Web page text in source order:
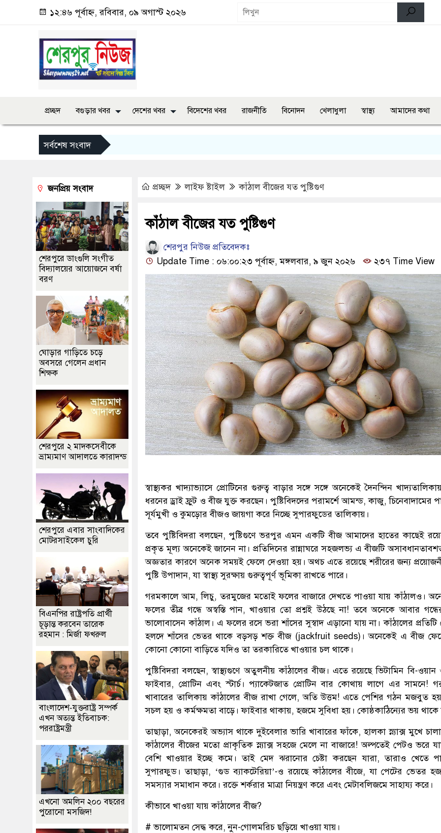
১২:৪৬ পূর্বাহ্ন, রবিবার, ০৯ অগাস্ট ২০২৬
প্রচ্ছদ বগুড়ার খবর দেশের খবর বিদেশের খবর রাজনীতি বিনোদন খেলাধুলা স্বাস্থ্য আমাদের কথা
সর্বশেষ সংবাদ
প্রচ্ছদ লাইফ ষ্টাইল কাঁঠাল বীজের যত পুষ্টিগুণ
কাঁঠাল বীজের যত পুষ্টিগুণ
শেরপুর নিউজ প্রতিবেদকঃ
Update Time : ০৬:০০:২৩ পূর্বাহ্ন, মঙ্গলবার, ৯ জুন ২০২৬
২৩৭ Time View
স্বাস্থ্যকর খাদ্যাভ্যাসে প্রোটিনের গুরুত্ব বাড়ার সঙ্গে সঙ্গে অনেকেই দৈনন্দিন
ধরনের ড্রাই ফ্রুট ও বীজ যুক্ত করছেন। পুষ্টিবিদদের পরামর্শে আমন্ড, কাজু, চিনেবাদামের
সূর্যমুখী ও কুমড়োর বীজও জায়গা করে নিচ্ছে সুপারফুডের তালিকায়।
তবে পুষ্টিবিদরা বলছেন, পুষ্টিগুণে ভরপুর এমন একটি বীজ আমাদের হাতের কাছেই
প্রকৃত মূল্য অনেকেই জানেন না। প্রতিদিনের রান্নাঘরে সহজলভ্য এ বীজটি
অজ্ঞতার কারণে অনেক সময়ই ফেলে দেওয়া হয়। অথচ এতে রয়েছে শরীরের জন্য
পুষ্টি উপাদান, যা স্বাস্থ্য সুরক্ষায় গুরুত্বপূর্ণ ভূমিকা রাখতে পারে।
গরমকালে আম, লিচু, তরমুজের মতোই ফলের বাজারে দেখতে পাওয়া যায় কাঁঠালও।
ফলের তীব্র গন্ধে অস্বস্তি পান, খাওয়ার তো প্রশ্নই উঠছে না! তবে অনেকে আবার
ভালোবাসেন কাঁঠাল। এ ফলের রসে ভরা শাঁসের সুস্বাদ এড়ানো যায় না। কাঁঠালের
হলদে শাঁসের ভেতর থাকে বড়সড় শক্ত বীজ (jackfruit seeds)। অনেকেই এ বীজ
কোনো কোনো বাড়িতে যদিও তা তরকারিতে খাওয়ার চল থাকে।
পুষ্টিবিদরা বলছেন, স্বাস্থ্যগুণে অতুলনীয় কাঁঠালের বীজ। এতে রয়েছে ভিটামিন বি-
ফাইবার, প্রোটিন এবং স্টার্চ। প্যাকেটজাত প্রোটিন বার কোথায় লাগে এর সামনে!
খাবারের তালিকায় কাঁঠালের বীজ রাখা গেলে, অতি উত্তম! এতে পেশির গঠন মজবুত
সচল হয় ও কর্মক্ষমতা বাড়ে। ফাইবার থাকায়, হজমে সুবিধা হয়। কোষ্ঠকাঠিন্যের ভয় থাকে
তাছাড়া, অনেকেরই অভ্যাস থাকে দুইবেলার ভারি খাবারের ফাঁকে, হালকা স্ন্যাক্স মুখে
কাঁঠালের বীজের মতো প্রাকৃতিক স্ন্যাক্স সহজে মেলে না বাজারে! অল্পতেই পেটও ভরে
বেশি খাওয়ার ইচ্ছে কমে। তাই মেদ ঝরানোর চেষ্টা করছেন যারা, তারাও খেতে
সুপারফুড। তাছাড়া, ‘গুড ব্যাকটেরিয়া’-ও রয়েছে কাঁঠালের বীজে, যা পেটের ভেতর
সমস্যার সমাধান করে। রক্তে শর্করার মাত্রা নিয়ন্ত্রণ করে এবং মেটাবলিজমে সাহায্য করে।
কীভাবে খাওয়া যায় কাঁঠালের বীজ?
# ভালোমতন সেদ্ধ করে, নুন-গোলমরিচ ছড়িয়ে খাওয়া যায়।
জনপ্রিয় সংবাদ
শেরপুরে ডাংগুলি সংগীত
বিদ্যালয়ের আয়োজনে বর্ষা
বরণ
ঘোড়ার গাড়িতে চড়ে
অবসরে গেলেন প্রধান
শিক্ষক
শেরপুরে ২ মাদকসেবীকে
ভ্রাম্যমাণ আদালতে কারাদন্ড
শেরপুরে এবার সাংবাদিকের
মোটরসাইকেল চুরি
বিএনপির রাষ্ট্রপতি প্রার্থী
চূড়ান্ত করবেন তারেক
রহমান : মির্জা ফখরুল
বাংলাদেশ-যুক্তরাষ্ট্র সম্পর্ক
এখন অত্যন্ত ইতিবাচক:
পররাষ্ট্রমন্ত্রী
এখনো অমলিন ২০০ বছরের
পুরোনো মসজিদ!